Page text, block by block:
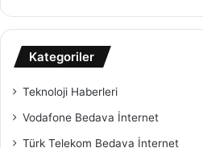
Kategoriler
Teknoloji Haberleri
Vodafone Bedava İnternet
Türk Telekom Bedava İnternet